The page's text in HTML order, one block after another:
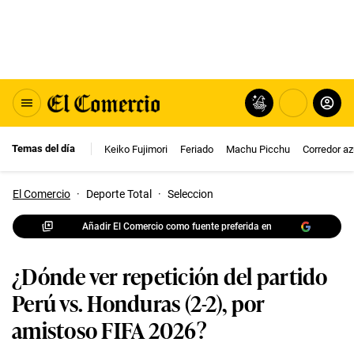
Temas del día Keiko Fujimori Feriado Machu Picchu Corredor
El Comercio · Deporte Total · Seleccion
Añadir El Comercio como fuente preferida en
¿Dónde ver repetición del partido
Perú vs. Honduras (2-2), por
amistoso FIFA 2026?